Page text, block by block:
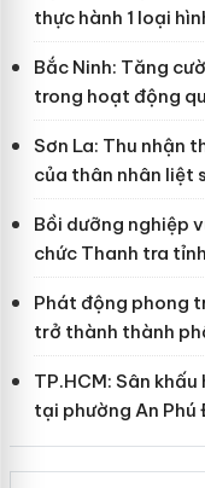
thực hành 1 loại
Bắc Ninh: Tăng
trong hoạt động
Sơn La: Thu nhận
của thân nhân liệt
Bồi dưỡng nghiệp
chức Thanh tra
Phát động phong
trở thành thành
TP.HCM: Sân
tại phường An Phú